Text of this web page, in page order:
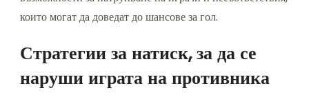
които могат да доведат до шансове за гол.
Стратегии за натиск, за да се
наруши играта на противника